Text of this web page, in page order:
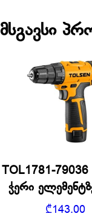
მსგავსი
TOL1781-79036
ჭერი
₾143.00